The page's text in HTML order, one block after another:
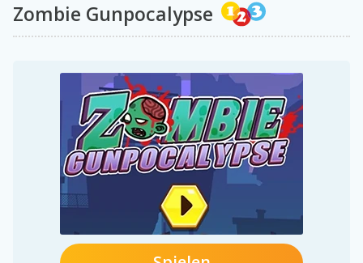
Zombie Gunpocalypse